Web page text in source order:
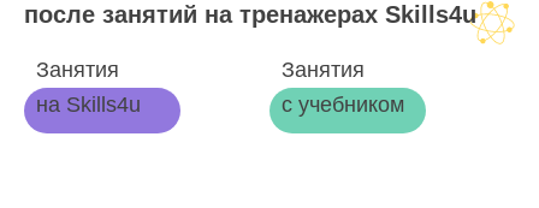
после занятий на тренажерах Skills4u
Занятия
на Skills4u
Занятия
с учебником